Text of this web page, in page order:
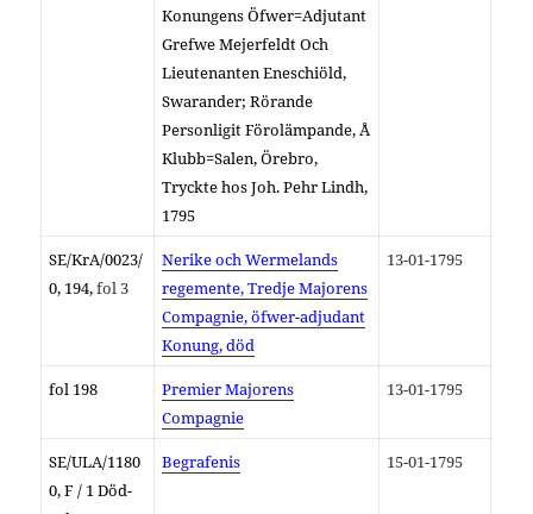
Konungens Öfwer=Adjutant
Grefwe Mejerfeldt Och
Lieutenanten Eneschiöld,
Swarander; Rörande
Personligit Förolämpande, Å
Klubb=Salen, Örebro,
Tryckte hos Joh. Pehr Lindh,
1795
SE/KrA/0023/
0, 194,fol 3
Nerike och Wermelands
regemente, Tredje Majorens
Compagnie, öfwer-adjudant
Konung, död
13-01-1795
fol 198
Premier Majorens
Compagnie
13-01-1795
SE/ULA/1180
0, F / 1 Död-
Begrafenis 15-01-1795